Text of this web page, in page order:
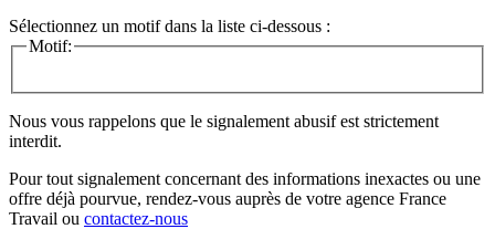
Sélectionnez un motif dans la liste ci-dessous :
Motif:
Nous vous rappelons que le signalement abusif est strictement
interdit.
Pour tout signalement concernant des informations inexactes ou une
offre déjà pourvue, rendez-vous auprès de votre agence France
Travail ou contactez-nous